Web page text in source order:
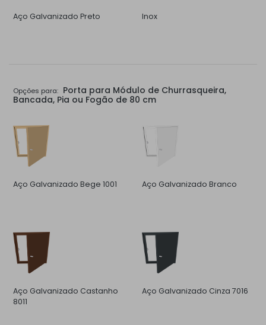
Aço Galvanizado Preto Inox
Opções para: Porta para Módulo de Churrasqueira,
Bancada, Pia ou Fogão de 80 cm
Aço Galvanizado Bege 1001 Aço Galvanizado Branco
Aço Galvanizado Castanho
8011
Aço Galvanizado Cinza 7016